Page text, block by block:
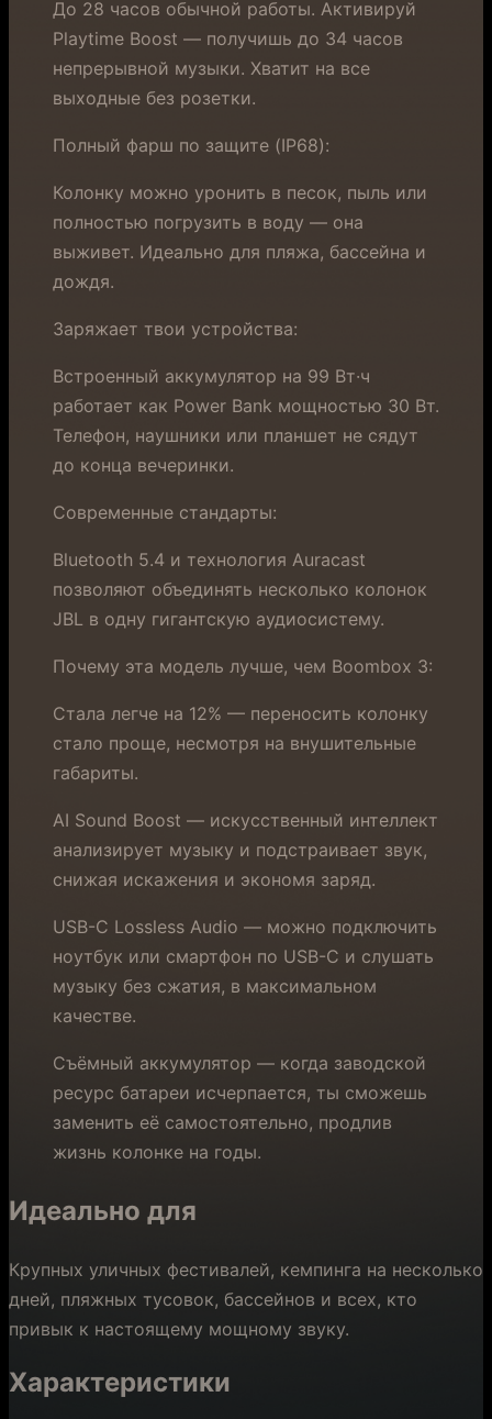
До 28 часов обычной работы. Активируй
Playtime Boost — получишь до 34 часов
непрерывной музыки. Хватит на все
выходные без розетки.
Полный фарш по защите (IP68):
Колонку можно уронить в песок, пыль или
полностью погрузить в воду — она
выживет. Идеально для пляжа, бассейна и
дождя.
Заряжает твои устройства:
Встроенный аккумулятор на 99 Вт·ч
работает как Power Bank мощностью 30 Вт.
Телефон, наушники или планшет не сядут
до конца вечеринки.
Современные стандарты:
Bluetooth 5.4 и технология Auracast
позволяют объединять несколько колонок
JBL в одну гигантскую аудиосистему.
Почему эта модель лучше, чем Boombox 3:
Стала легче на 12% — переносить колонку
стало проще, несмотря на внушительные
габариты.
AI Sound Boost — искусственный интеллект
анализирует музыку и подстраивает звук,
снижая искажения и экономя заряд.
USB-C Lossless Audio — можно подключить
ноутбук или смартфон по USB-C и слушать
музыку без сжатия, в максимальном
качестве.
Съёмный аккумулятор — когда заводской
ресурс батареи исчерпается, ты сможешь
заменить её самостоятельно, продлив
жизнь колонке на годы.
Идеально для
Крупных уличных фестивалей, кемпинга на несколько
дней, пляжных тусовок, бассейнов и всех, кто
привык к настоящему мощному звуку.
Характеристики